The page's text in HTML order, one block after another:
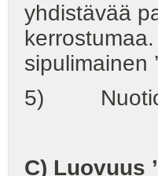
yhdistävää
sipulimainen
5)
C) Luovuus